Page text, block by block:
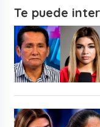
Te puede